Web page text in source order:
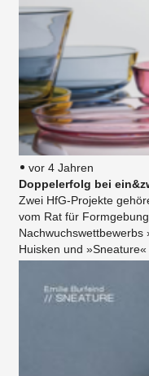
vor 4 Jahren
Doppelerfolg bei
Zwei HfG-Projekte
vom Rat für
Nachwuchswettbewerbs
Huisken und »Sneature«